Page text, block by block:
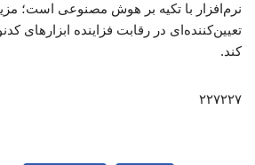
نرم‌افزار با تکیه بر هوش مصنوعی است؛
تعیین‌کننده‌ای در رقابت فزاینده ابزارهای
کند.
۲۲۷۲۲۷